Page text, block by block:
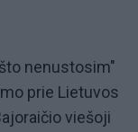
nenustosim"
prie Lietuvos
viešoji